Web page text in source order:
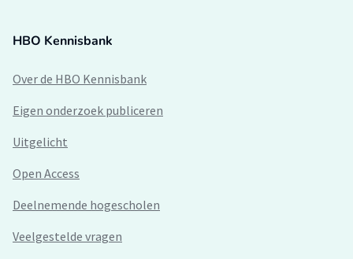
HBO Kennisbank
Over de HBO Kennisbank
Eigen onderzoek publiceren
Uitgelicht
Open Access
Deelnemende hogescholen
Veelgestelde vragen